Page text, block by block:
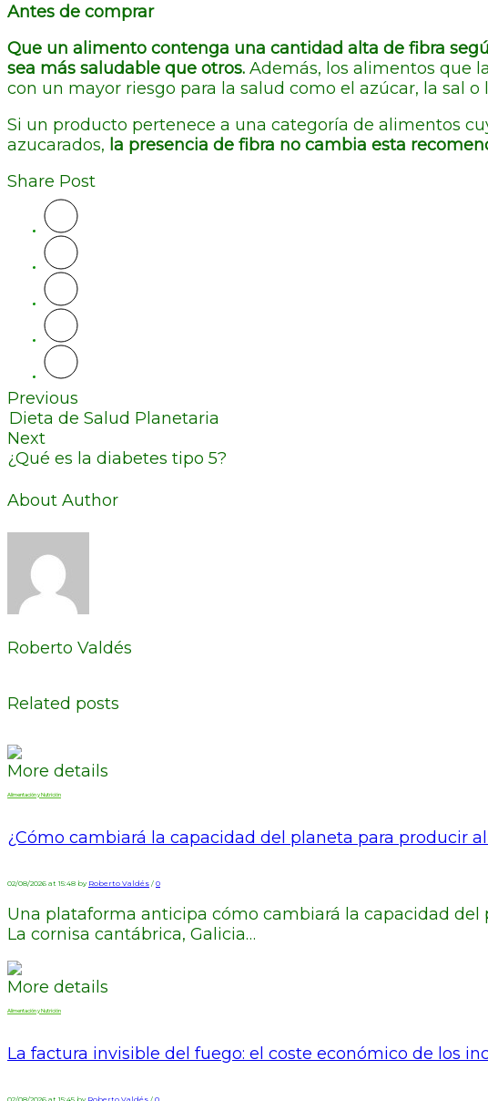
Antes de comprar
Que un alimento contenga una cantidad alta de fibra
sea más saludable que otros. Además, los alimentos que
con un mayor riesgo para la salud como el azúcar, la sal o
Si un producto pertenece a una categoría de alimentos
azucarados, la presencia de fibra no cambia esta
Share Post
Previous
Dieta de Salud Planetaria
Next
¿Qué es la diabetes tipo 5?
About Author
Roberto Valdés
Related posts
More details
Alimentación y Nutrición
¿Cómo cambiará la capacidad del planeta para producir
02/08/2026 at 15:48 by Roberto Valdés / 0
Una plataforma anticipa cómo cambiará la capacidad del
La cornisa cantábrica, Galicia…
More details
Alimentación y Nutrición
La factura invisible del fuego: el coste económico de los